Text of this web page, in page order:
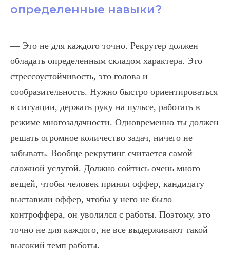
определенные навыки?
— Это не для каждого точно. Рекрутер должен
обладать определенным складом характера. Это
стрессоустойчивость, это голова и
сообразительность. Нужно быстро ориентироваться
в ситуации, держать руку на пульсе, работать в
режиме многозадачности. Одновременно ты должен
решать огромное количество задач, ничего не
забывать. Вообще рекрутинг считается самой
сложной услугой. Должно сойтись очень много
вещей, чтобы человек принял оффер, кандидату
выставили оффер, чтобы у него не было
контроффера, он уволился с работы. Поэтому, это
точно не для каждого, не все выдерживают такой
высокий темп работы.